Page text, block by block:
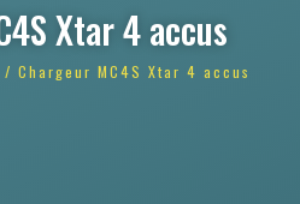
Xtar 4 accus
/ Chargeur MC4S Xtar 4 accus